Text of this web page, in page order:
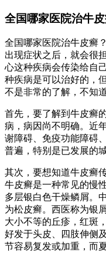
全国哪家医院治牛
全国哪家医院治牛皮癣
出现症状之后，就会很
心这种疾病会传染给自
种疾病是可以治好的，
不是非常的了解，不知
首先，要了解到牛皮癣
病，病因尚不明确。近
谢障碍、免疫功能障碍
普遍，特别是已发展的城
其次，要想知道牛皮癣
牛皮癣是一种常见的慢
多层银白色干燥鳞屑。
为松皮癣。西医称为银
大小不等的丘疹，红斑
好发于头皮、四肢伸侧
节容易复发或加重，而